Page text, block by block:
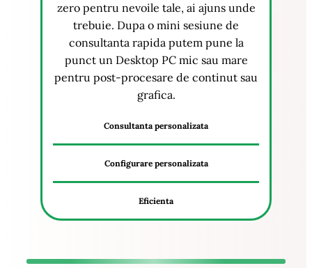
zero pentru nevoile tale, ai ajuns unde
trebuie. Dupa o mini sesiune de
consultanta rapida putem pune la
punct un Desktop PC mic sau mare
pentru post-procesare de continut sau
grafica.
Consultanta personalizata
Configurare personalizata
Eficienta